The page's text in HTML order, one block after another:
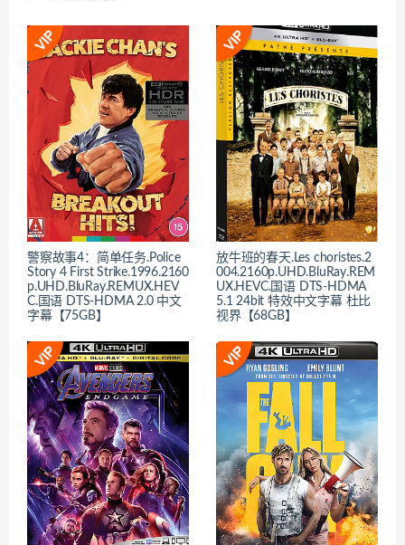
警察故事4：简单任务.Police
Story 4 First Strike.1996.2160
p.UHD.BluRay.REMUX.HEV
C.国语 DTS-HDMA 2.0 中文
字幕【75GB】
放牛班的春天.Les choristes.2
004.2160p.UHD.BluRay.REM
UX.HEVC.国语 DTS-HDMA
5.1 24bit 特效中文字幕 杜比
视界【68GB】